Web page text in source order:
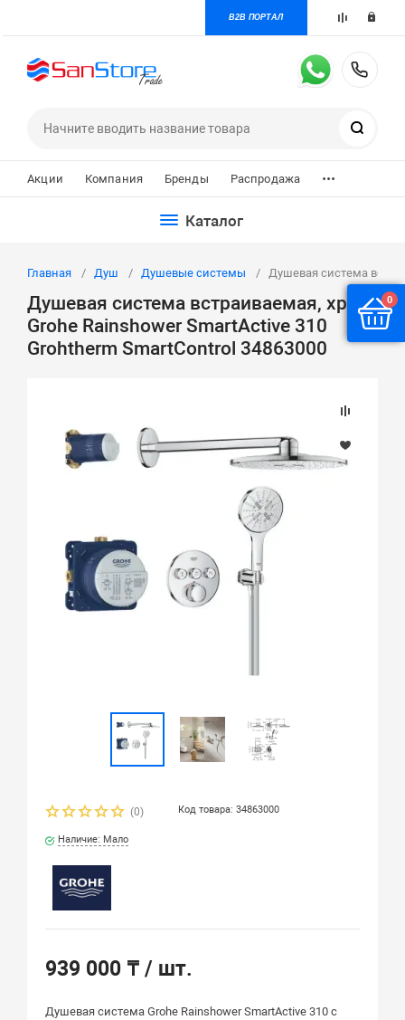
B2B ПОРТАЛ
Акции Компания Бренды Распродажа ...
Каталог
Главная Душ Душевые системы Душевая система
Душевая система встраиваемая, хром
Grohe Rainshower SmartActive 310
Grohtherm SmartControl 34863000
(0) Код товара: 34863000
Наличие: Мало
939 000 ₸/ шт.
Душевая система Grohe Rainshower SmartActive 310 с
0